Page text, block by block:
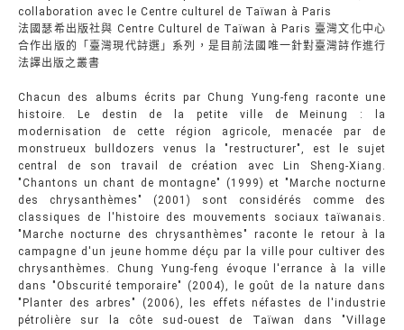
collaboration avec le Centre culturel de Taïwan à Paris
法國瑟希出版社與 Centre Culturel de Taïwan à Paris 臺灣文化中心
合作出版的「臺灣現代詩選」系列，是目前法國唯一針對臺灣詩作進行
法譯出版之叢書
Chacun des albums écrits par Chung Yung-feng raconte une
histoire. Le destin de la petite ville de Meinung : la
modernisation de cette région agricole, menacée par de
monstrueux bulldozers venus la "restructurer", est le sujet
central de son travail de création avec Lin Sheng-Xiang.
"Chantons un chant de montagne" (1999) et "Marche nocturne
des chrysanthèmes" (2001) sont considérés comme des
classiques de l'histoire des mouvements sociaux taïwanais.
"Marche nocturne des chrysanthèmes" raconte le retour à la
campagne d'un jeune homme déçu par la ville pour cultiver des
chrysanthèmes. Chung Yung-feng évoque l'errance à la ville
dans "Obscurité temporaire" (2004), le goût de la nature dans
"Planter des arbres" (2006), les effets néfastes de l'industrie
pétrolière sur la côte sud-ouest de Taïwan dans "Village